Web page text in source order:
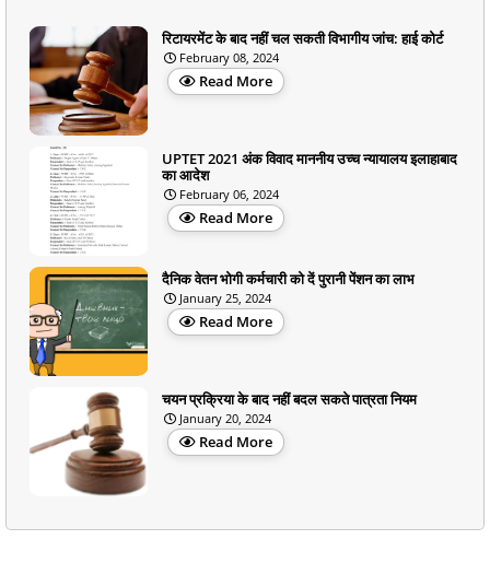
रिटायरमेंट के बाद नहीं चल सकती विभागीय जांच: हाई कोर्ट
February 08, 2024
Read More
UPTET 2021 अंक विवाद माननीय उच्च न्यायालय इलाहाबाद
का आदेश
February 06, 2024
Read More
दैनिक वेतन भोगी कर्मचारी को दें पुरानी पेंशन का लाभ
January 25, 2024
Read More
चयन प्रक्रिया के बाद नहीं बदल सकते पात्रता नियम
January 20, 2024
Read More